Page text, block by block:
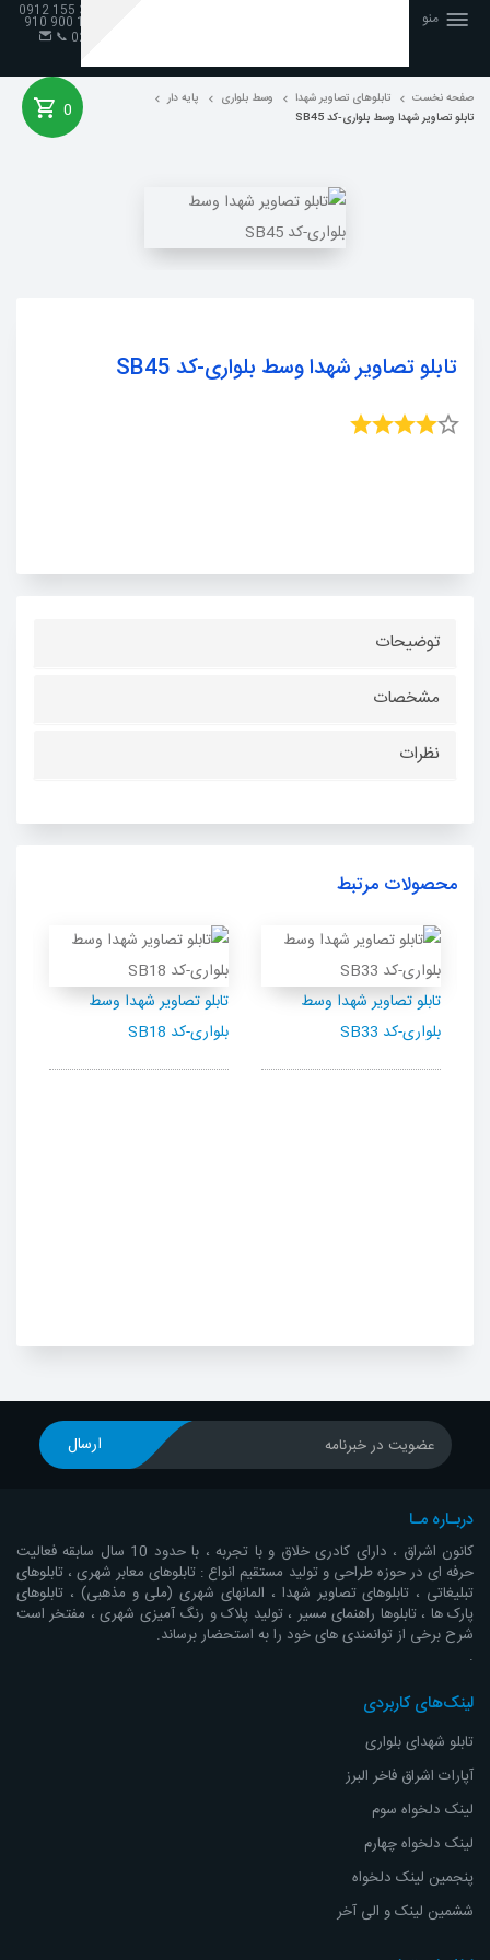
منو
صفحه نخست
98 33 155 0912
📞 19 900 910
026
📞
0 صفحه نخست تابلوهای تصاویر شهدا وسط بلواری
پایه دار
تابلو تصاویر شهدا وسط بلواری-کد SB45
تابلو تصاویر شهدا وسط بلواری-کد SB45
توضیحات
مشخصات
نظرات
محصولات مرتبط
تابلو تصاویر شهدا وسط
بلواری-کد SB18
تابلو تصاویر شهدا وسط
بلواری-کد SB33
عضویت در خبرنامه ارسال
دربـاره مـا
کانون اشراق ، دارای کادری خلاق و با تجربه ، با حدود 10 سال سابقه فعالیت
حرفه ای در حوزه طراحی و تولید مستقیم انواع : تابلوهای معابر شهری ، تابلوهای
تبلیغاتی ، تابلوهای تصاویر شهدا ، المانهای شهری (ملی و مذهبی) ، تابلوهای
پارک ها ، تابلوها راهنمای مسیر ، تولید پلاک و رنگ آمیزی شهری ، مفتخر است
شرح برخی از توانمندی های خود را به استحضار برساند.
.
لینک‌های کاربردی
تابلو شهدای بلواری
آپارات اشراق فاخر البرز
لینک دلخواه سوم
لینک دلخواه چهارم
پنجمین لینک دلخواه
ششمین لینک و الی آخر